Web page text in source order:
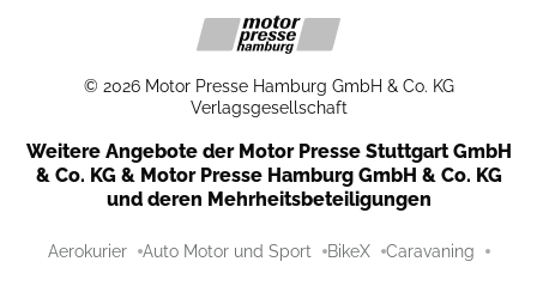
© 2026 Motor Presse Hamburg GmbH & Co. KG
Verlagsgesellschaft
Weitere Angebote der Motor Presse Stuttgart GmbH
& Co. KG & Motor Presse Hamburg GmbH & Co. KG
und deren Mehrheitsbeteiligungen
Aerokurier Auto Motor und Sport BikeX Caravaning